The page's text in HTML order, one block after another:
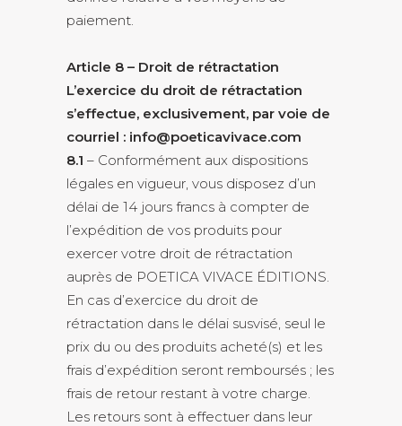
paiement.
Article 8 – Droit de rétractation
L’exercice du droit de rétractation
s’effectue, exclusivement, par voie de
courriel : info@poeticavivace.com
8.1 – Conformément aux dispositions
légales en vigueur, vous disposez d’un
délai de 14 jours francs à compter de
l’expédition de vos produits pour
exercer votre droit de rétractation
auprès de POETICA VIVACE ÉDITIONS.
En cas d’exercice du droit de
rétractation dans le délai susvisé, seul le
prix du ou des produits acheté(s) et les
frais d’expédition seront remboursés ; les
frais de retour restant à votre charge.
Les retours sont à effectuer dans leur